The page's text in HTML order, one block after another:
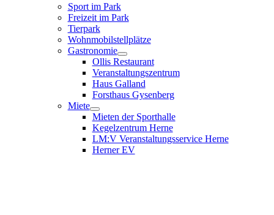
Sport im Park
Freizeit im Park
Tierpark
Wohnmobilstellplätze
Gastronomie
Ollis Restaurant
Veranstaltungszentrum
Haus Galland
Forsthaus Gysenberg
Miete
Mieten der Sporthalle
Kegelzentrum Herne
LM:V Veranstaltungsservice Herne
Herner EV